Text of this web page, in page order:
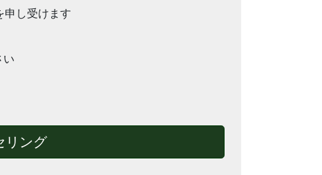
申し受けます
い
リング